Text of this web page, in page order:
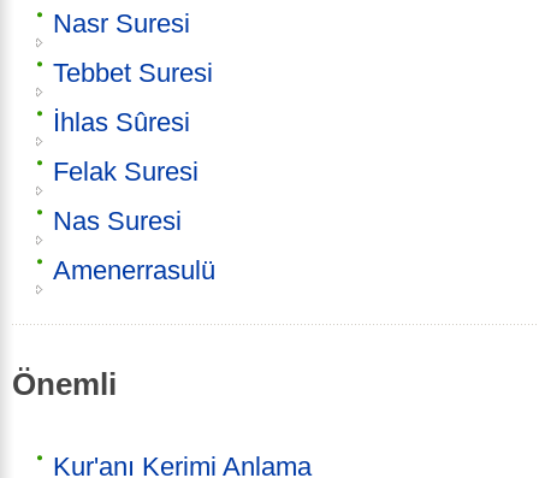
Nasr Suresi
Tebbet Suresi
İhlas Sûresi
Felak Suresi
Nas Suresi
Amenerrasulü
Önemli
Kur'anı Kerimi Anlama